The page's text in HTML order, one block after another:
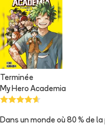
Terminée
My Hero Academia
Dans un monde où 80 % de